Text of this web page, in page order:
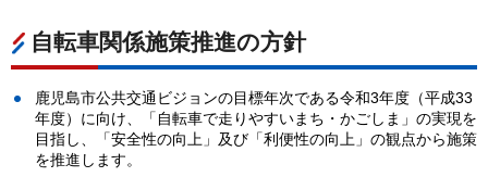
自転車関係施策推進の方針
鹿児島市公共交通ビジョンの目標年次である令和3年度（平成33
年度）に向け、「自転車で走りやすいまち・かごしま」の実現を
目指し、「安全性の向上」及び「利便性の向上」の観点から施策
を推進します。